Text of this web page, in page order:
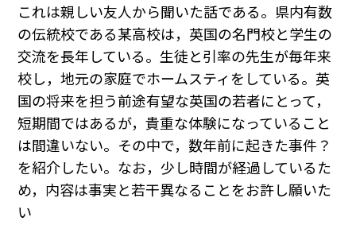
これは親しい友人から聞いた話である。県内有数
の伝統校である某高校は，英国の名門校と学生の
交流を長年している。生徒と引率の先生が毎年来
校し，地元の家庭でホームスティをしている。英
国の将来を担う前途有望な英国の若者にとって，
短期間ではあるが，貴重な体験になっていること
は間違いない。その中で，数年前に起きた事件？
を紹介したい。なお，少し時間が経過しているた
め，内容は事実と若干異なることをお許し願いた
い